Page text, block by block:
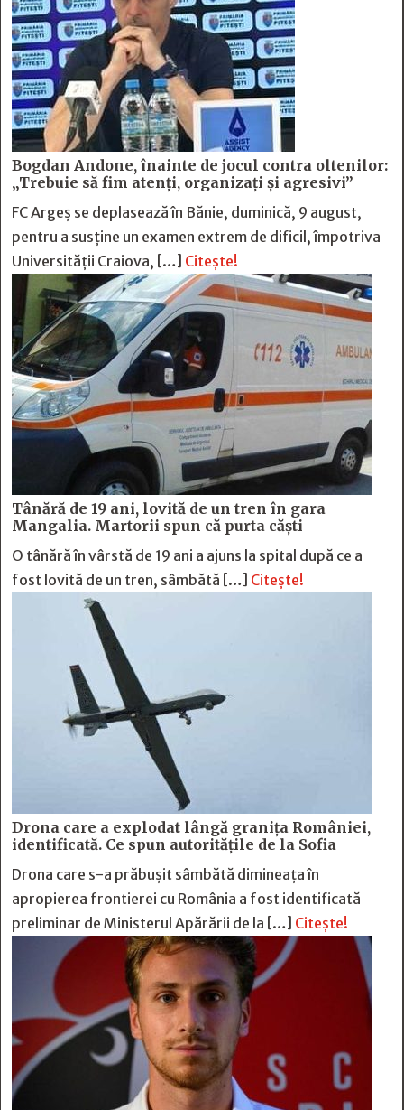
Bogdan Andone, înainte de jocul contra oltenilor:
„Trebuie să fim atenți, organizați și agresivi”
FC Argeș se deplasează în Bănie, duminică, 9 august,
pentru a susține un examen extrem de dificil, împotriva
Universității Craiova, […] Citește!
Tânără de 19 ani, lovită de un tren în gara
Mangalia. Martorii spun că purta căști
O tânără în vârstă de 19 ani a ajuns la spital după ce a
fost lovită de un tren, sâmbătă […] Citește!
Drona care a explodat lângă granița României,
identificată. Ce spun autoritățile de la Sofia
Drona care s-a prăbușit sâmbătă dimineața în
apropierea frontierei cu România a fost identificată
preliminar de Ministerul Apărării de la […] Citește!